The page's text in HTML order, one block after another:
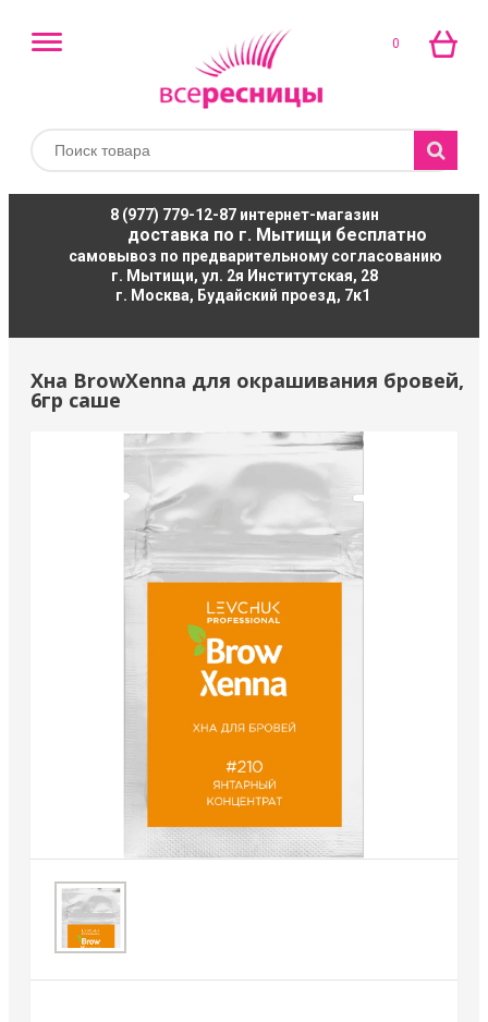
0
8 (977) 779-12-87интернет-магазин
доставка по г. Мытищи бесплатно
самовывоз по предварительному согласованию
г. Мытищи, ул. 2я Институтская, 28
г. Москва, Будайский проезд, 7к1
Хна BrowXenna для окрашивания бровей,
6гр саше